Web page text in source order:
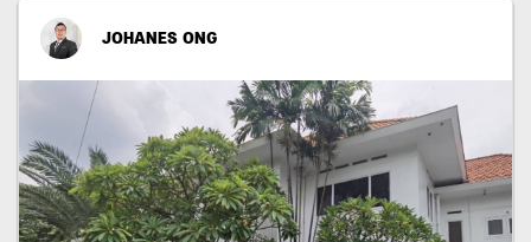
JOHANES ONG